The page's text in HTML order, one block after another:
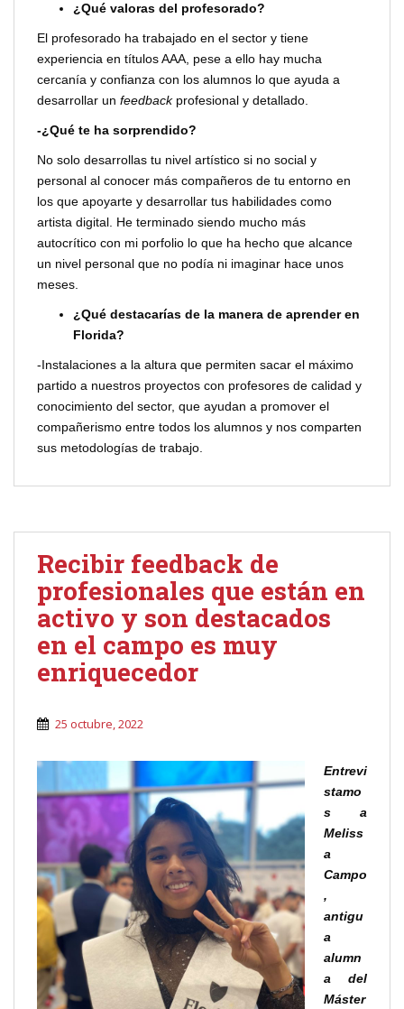
¿Qué valoras del profesorado?
El profesorado ha trabajado en el sector y tiene
experiencia en títulos AAA, pese a ello hay mucha
cercanía y confianza con los alumnos lo que ayuda a
desarrollar un feedbackprofesional y detallado.
-¿Qué te ha sorprendido?
No solo desarrollas tu nivel artístico si no social y
personal al conocer más compañeros de tu entorno en
los que apoyarte y desarrollar tus habilidades como
artista digital. He terminado siendo mucho más
autocrítico con mi porfolio lo que ha hecho que alcance
un nivel personal que no podía ni imaginar hace unos
meses.
¿Qué destacarías de la manera de aprender en
Florida?
-Instalaciones a la altura que permiten sacar el máximo
partido a nuestros proyectos con profesores de calidad y
conocimiento del sector, que ayudan a promover el
compañerismo entre todos los alumnos y nos comparten
sus metodologías de trabajo.
Recibir feedback de
profesionales que están en
activo y son destacados
en el campo es muy
enriquecedor
25 octubre, 2022
Entrevi
stamo
s a
Meliss
a
Campo
,
antigu
a
alumn
a del
Máster